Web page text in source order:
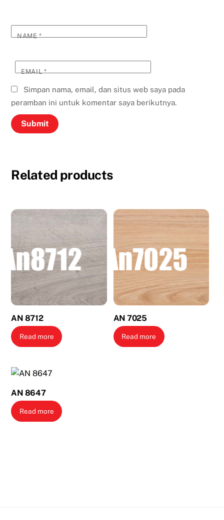
NAME*
EMAIL*
Simpan nama, email, dan situs web saya pada
peramban ini untuk komentar saya berikutnya.
Related products
AN 8712
Read more
AN 7025
Read more
AN 8647
Read more